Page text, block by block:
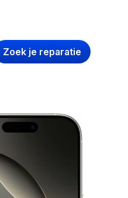
Zoek je reparatie